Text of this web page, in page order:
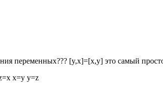
переменных??? [y,x]=[x,y] это самый
x=y y=z